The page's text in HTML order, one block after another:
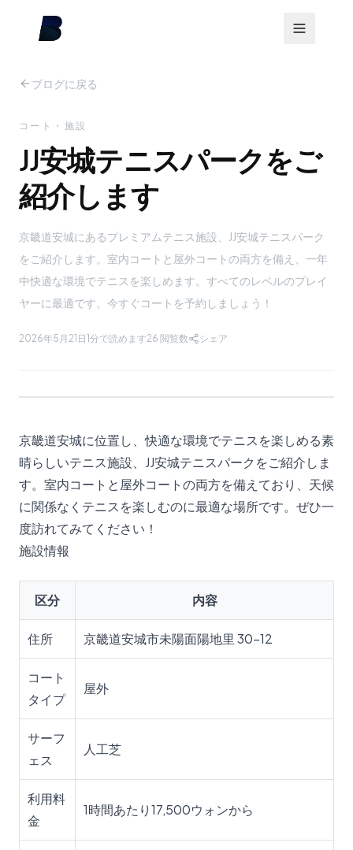
ブログに戻る
コート・施設
JJ安城テニスパークをご
紹介します
京畿道安城にあるプレミアムテニス施設、JJ安城テニスパーク
をご紹介します。室内コートと屋外コートの両方を備え、一年
中快適な環境でテニスを楽しめます。すべてのレベルのプレイ
ヤーに最適です。今すぐコートを予約しましょう！
2026年5月21日1分で読めます26 閲覧数 シェア
京畿道安城に位置し、快適な環境でテニスを楽しめる素
晴らしいテニス施設、JJ安城テニスパークをご紹介しま
す。室内コートと屋外コートの両方を備えており、天候
に関係なくテニスを楽しむのに最適な場所です。ぜひ一
度訪れてみてください！
施設情報
区分 内容
住所 京畿道安城市未陽面陽地里 30-12
コート
タイプ
屋外
サーフ
ェス
人工芝
利用料
金
1時間あたり17,500ウォンから